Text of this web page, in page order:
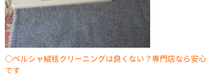
ペルシャ絨毯クリーニングは良くない？専門店なら安心
です